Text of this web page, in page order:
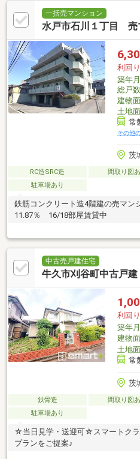
一括売マンション
水戸市石川１丁目 売
利回り
築年月
総戸数
建物
土地
常
その他
茨
RC造SRC造 間取り図
駐車場あり
鉄筋コンクリート造4階建の売マン
11.87％ 16/18部屋賃貸中
中古売戸建住宅
牛久市刈谷町中古戸建
利回り
築年月
建物
土地
常
茨
鉄骨造 間取り図
駐車場あり
☆当日見学・送迎可☆スマートク
プランをご提案♪